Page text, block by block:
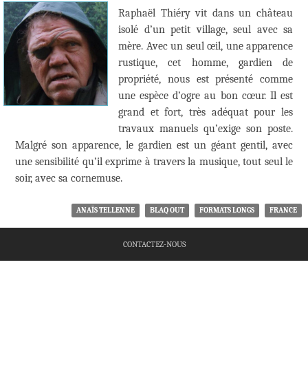
Raphaël Thiéry vit dans un château
isolé d’un petit village, seul avec sa
mère. Avec un seul œil, une apparence
rustique, cet homme, gardien de
propriété, nous est présenté comme
une espèce d’ogre au bon cœur. Il est
grand et fort, très adéquat pour les
travaux manuels qu’exige son poste.
Malgré son apparence, le gardien est un géant gentil, avec
une sensibilité qu’il exprime à travers la musique, tout seul le
soir, avec sa cornemuse.
ANAÏS TELLENNE BLAQ OUT FORMATS LONGS FRANCE
CONTACTEZ-NOUS